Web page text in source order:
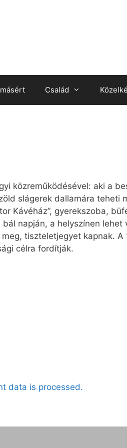
Család
közreműködésével: aki a
slágerek dallamára teheti
Kávéház”, gyerekszoba,
napján, a helyszínen
tiszteletjegyet kapnak. A
célra fordítják.
data is processed.